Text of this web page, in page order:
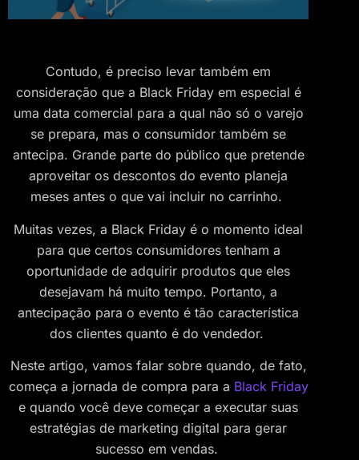
Contudo, é preciso levar também em
consideração que a Black Friday em especial é
uma data comercial para a qual não só o varejo
se prepara, mas o consumidor também se
antecipa. Grande parte do público que pretende
aproveitar os descontos do evento planeja
meses antes o que vai incluir no carrinho.
Muitas vezes, a Black Friday é o momento ideal
para que certos consumidores tenham a
oportunidade de adquirir produtos que eles
desejavam há muito tempo. Portanto, a
antecipação para o evento é tão característica
dos clientes quanto é do vendedor.
Neste artigo, vamos falar sobre quando, de fato,
começa a jornada de compra para a Black Friday
e quando você deve começar a executar suas
estratégias de marketing digital para gerar
sucesso em vendas.